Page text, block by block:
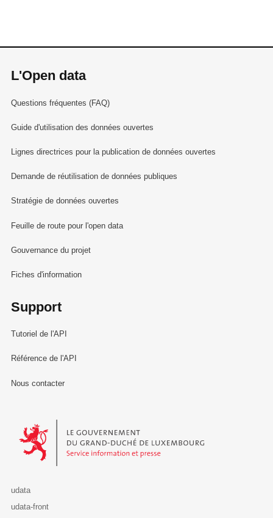
L'Open data
Questions fréquentes (FAQ)
Guide d'utilisation des données ouvertes
Lignes directrices pour la publication de données ouvertes
Demande de réutilisation de données publiques
Stratégie de données ouvertes
Feuille de route pour l'open data
Gouvernance du projet
Fiches d'information
Support
Tutoriel de l'API
Référence de l'API
Nous contacter
Le Gouvernement du Grand-Duché de Luxembourg - Service
udata
udata-front